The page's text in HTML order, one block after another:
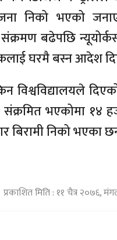
निको भएको
बढेपछि
घरमै बस्न आदेश
विश्वविद्यालयले
संक्रमित भएकोमा १४
बिरामी निको भएका
प्रकाशित मिति : ११ चैत्र २०७६,